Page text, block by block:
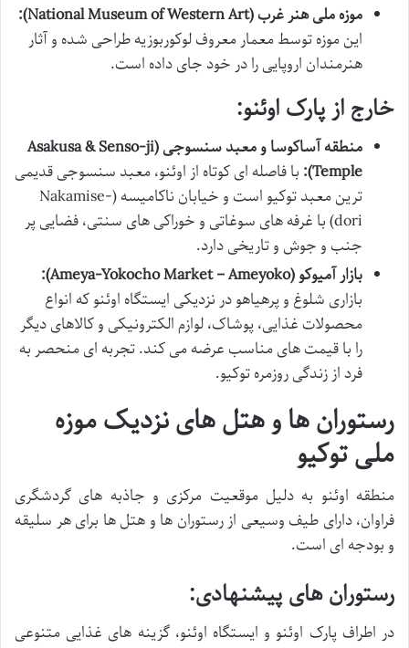
موزه ملی هنر غرب (National Museum of Western Art):
این موزه توسط معمار معروف لوکوربوزیه طراحی شده و آثار
هنرمندان اروپایی را در خود جای داده است.
خارج از پارک اوئنو:
منطقه آساکوسا و معبد سنسوجی (Asakusa & Senso-ji
Temple): با فاصله ای کوتاه از اوئنو، معبد سنسوجی قدیمی
ترین معبد توکیو است و خیابان ناکامیسه (Nakamise-
dori) با غرفه های سوغاتی و خوراکی های سنتی، فضایی پر
جنب و جوش و تاریخی دارد.
بازار آمیوکو (Ameya-Yokocho Market – Ameyoko):
بازاری شلوغ و پرهیاهو در نزدیکی ایستگاه اوئنو که انواع
محصولات غذایی، پوشاک، لوازم الکترونیکی و کالاهای دیگر
را با قیمت های مناسب عرضه می کند. تجربه ای منحصر به
فرد از زندگی روزمره توکیو.
رستوران ها و هتل های نزدیک موزه
ملی توکیو
منطقه اوئنو به دلیل موقعیت مرکزی و جاذبه های گردشگری
فراوان، دارای طیف وسیعی از رستوران ها و هتل ها برای هر سلیقه
و بودجه ای است.
رستوران های پیشنهادی:
در اطراف پارک اوئنو و ایستگاه اوئنو، گزینه های غذایی متنوعی